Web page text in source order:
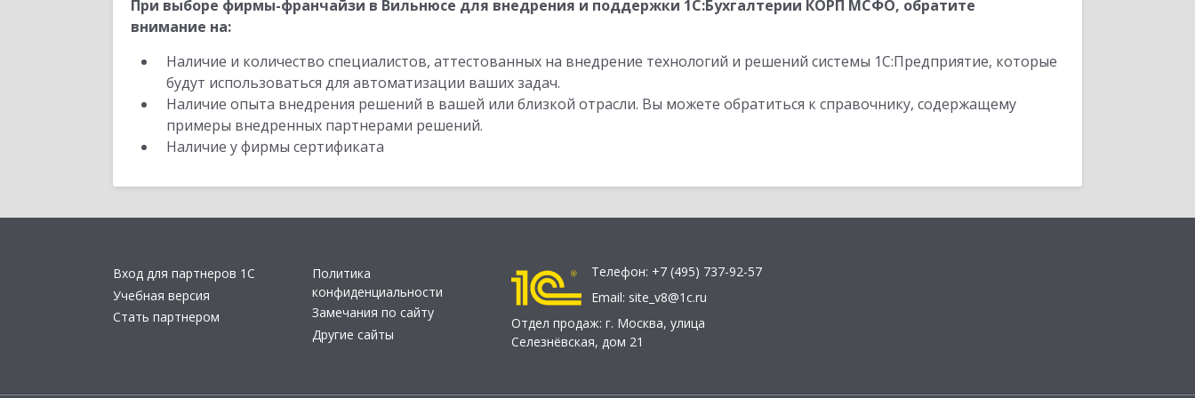
При выборе фирмы-франчайзи в Вильнюсе для внедрения и поддержки 1С:Бухгалтерии КОРП МСФО, обратите
внимание на:
Наличие и количество специалистов, аттестованных на внедрение технологий и решений системы 1С:Предприятие, которые
будут использоваться для автоматизации ваших задач.
Наличие опыта внедрения решений в вашей или близкой отрасли. Вы можете обратиться к справочнику, содержащему
примеры внедренных партнерами решений.
Наличие у фирмы сертификата
Вход для партнеров 1С
Учебная версия
Стать партнером
Политика
конфиденциальности
Замечания по сайту
Другие сайты
Телефон: +7 (495) 737-92-57
Email: site_v8@1c.ru
Отдел продаж: г. Москва, улица
Селезнёвская, дом 21